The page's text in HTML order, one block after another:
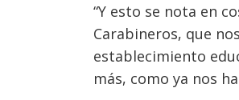
“Y esto se nota en
Carabineros, que
establecimiento
más, como ya nos